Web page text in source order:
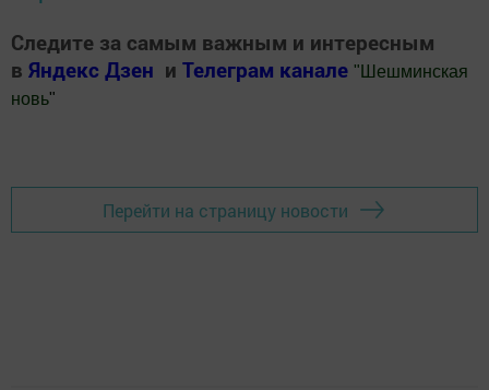
Следите за самым важным и интересным
в Яндекс Дзен и Телеграм канале " Шешминская
новь"
Перейти на страницу новости